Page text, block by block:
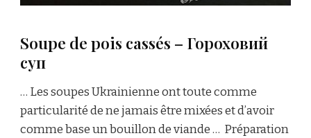
Soupe de pois cassés – Гороховий
суп
… Les soupes Ukrainienne ont toute comme
particularité de ne jamais être mixées et d’avoir
comme base un bouillon de viande … Préparation